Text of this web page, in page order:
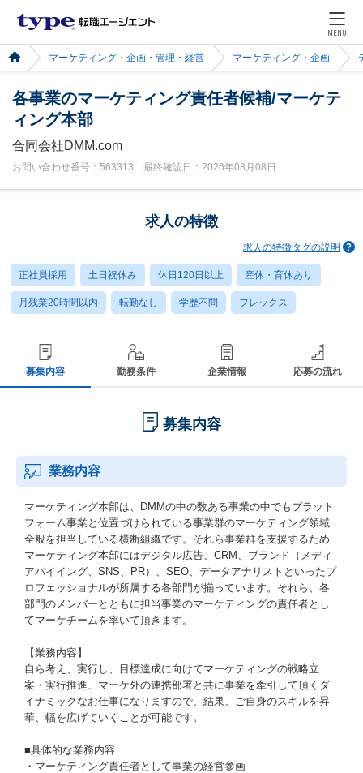
MENU
マーケティング・企画・管理・経営 マーケティング・企画
各事業のマーケティング責任者候補/マーケテ
ィング本部
合同会社DMM.com
お問い合わせ番号：563313 最終確認日：2026年08月08日
求人の特徴
求人の特徴タグの説明
正社員採用 土日祝休み 休日120日以上 産休・育休あり
月残業20時間以内 転勤なし 学歴不問 フレックス
募集内容 勤務条件 企業情報 応募の流れ
募集内容
業務内容
マーケティング本部は、DMMの中の数ある事業の中でもプラット
フォーム事業と位置づけられている事業群のマーケティング領域
全般を担当している横断組織です。それら事業群を支援するため
マーケティング本部にはデジタル広告、CRM、ブランド（メディ
アバイイング、SNS、PR）、SEO、データアナリストといったプ
ロフェッショナルが所属する各部門が揃っています。それら、各
部門のメンバーとともに担当事業のマーケティングの責任者とし
てマーケチームを率いて頂きます。
【業務内容】
自ら考え、実行し、目標達成に向けてマーケティングの戦略立
案・実行推進、マーケ外の連携部署と共に事業を牽引して頂くダ
イナミックなお仕事になりますので、結果、ご自身のスキルを昇
華、幅を広げていくことが可能です。
■具体的な業務内容
・マーケティング責任者として事業の経営参画